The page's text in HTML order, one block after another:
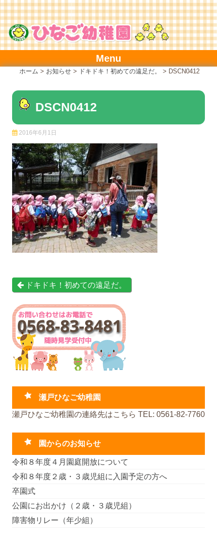
Skip
to
content
Menu
ホーム > お知らせ > ドキドキ！初めての遠足だ。 > DSCN0412
DSCN0412
2016年6月1日
ドキドキ！初めての遠足だ。
瀬戸ひなご幼稚園
瀬戸ひなご幼稚園の連絡先はこちら TEL: 0561-82-7760
園からのお知らせ
令和８年度４月園庭開放について
令和８年度２歳・３歳児組に入園予定の方へ
卒園式
公園にお出かけ（２歳・３歳児組）
障害物リレー（年少組）